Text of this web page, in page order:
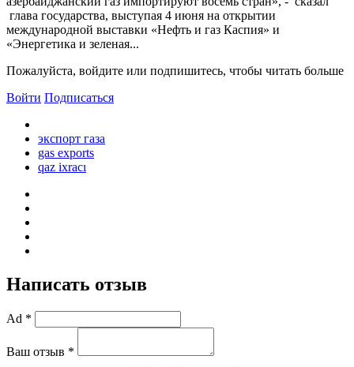
глава государства, выступая 4 июня на открытии
международной выставки «Нефть и газ Каспия» и
«Энергетика и зеленая...
Пожалуйста, войдите или подпишитесь, чтобы читать больше
Войти Подписаться
экспорт газа
gas exports
qaz ixracı
Написать отзыв
Ad *
Ваш отзыв *